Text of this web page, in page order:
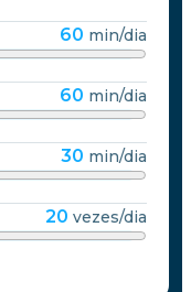
60 min/dia
60 min/dia
30 min/dia
20 vezes/dia